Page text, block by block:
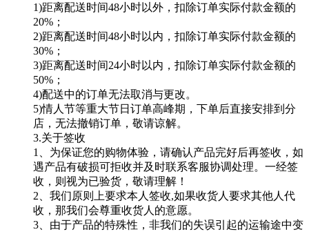
1)距离配送时间48小时以外，扣除订单实际付款金额的
20%；
2)距离配送时间48小时以内，扣除订单实际付款金额的
30%；
3)距离配送时间24小时以内，扣除订单实际付款金额的
50%；
4)配送中的订单无法取消与更改。
5)情人节等重大节日订单高峰期，下单后直接安排到分
店，无法撤销订单，敬请谅解。
3.关于签收
1、为保证您的购物体验，请确认产品完好后再签收，如
遇产品有破损可拒收并及时联系客服协调处理。一经签
收，则视为已验货，敬请理解！
2、我们原则上要求本人签收,如果收货人要求其他人代
收，那我们会尊重收货人的意愿。
3、由于产品的特殊性，非我们的失误引起的运输途中变